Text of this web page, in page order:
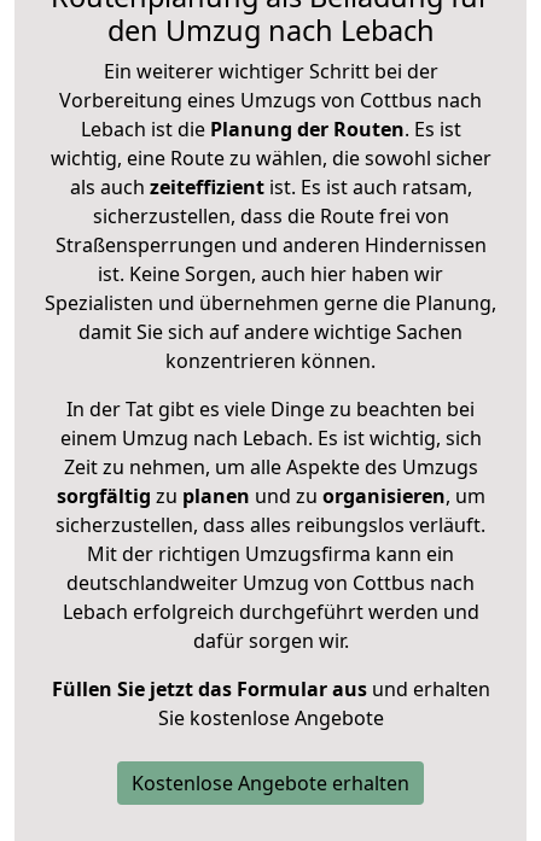
den Umzug nach Lebach
Ein weiterer wichtiger Schritt bei der
Vorbereitung eines Umzugs von Cottbus nach
Lebach ist diePlanung der Routen. Es ist
wichtig, eine Route zu wählen, die sowohl sicher
als auch zeiteffizientist. Es ist auch ratsam,
sicherzustellen, dass die Route frei von
Straßensperrungen und anderen Hindernissen
ist. Keine Sorgen, auch hier haben wir
Spezialisten und übernehmen gerne die Planung,
damit Sie sich auf andere wichtige Sachen
konzentrieren können.
In der Tat gibt es viele Dinge zu beachten bei
einem Umzug nach Lebach. Es ist wichtig, sich
Zeit zu nehmen, um alle Aspekte des Umzugs
sorgfältig zu planen und zu organisieren, um
sicherzustellen, dass alles reibungslos verläuft.
Mit der richtigen Umzugsfirma kann ein
deutschlandweiter Umzug von Cottbus nach
Lebach erfolgreich durchgeführt werden und
dafür sorgen wir.
Füllen Sie jetzt das Formular ausund erhalten
Sie kostenlose Angebote
Kostenlose Angebote erhalten